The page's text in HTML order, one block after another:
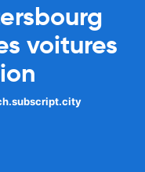
voitures